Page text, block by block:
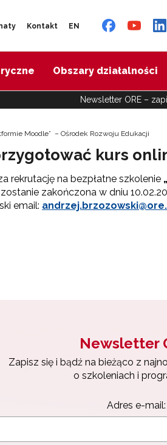
Kontakt EN
Obszary działalności
Newsletter ORE –
Moodle” – Ośrodek Rozwoju Edukacji
kurs
rekrutację na bezpłatne szkolenie
zakończona w dniu
email:
Newsletter
Zapisz się i bądź na bieżąco z
o szkoleniach i
Adres e-mail: